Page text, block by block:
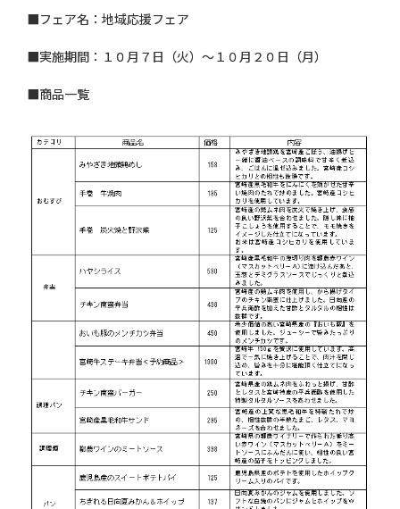
■フェア名：地域応援フェア
■実施期間：１０月７日（火）〜１０月２０日（月）
■商品一覧